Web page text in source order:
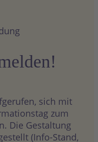
sich mit
zum
Die Gestaltung
(Info-Stand,